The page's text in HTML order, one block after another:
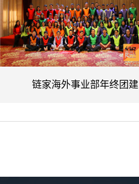
链家海外事业部年终团建